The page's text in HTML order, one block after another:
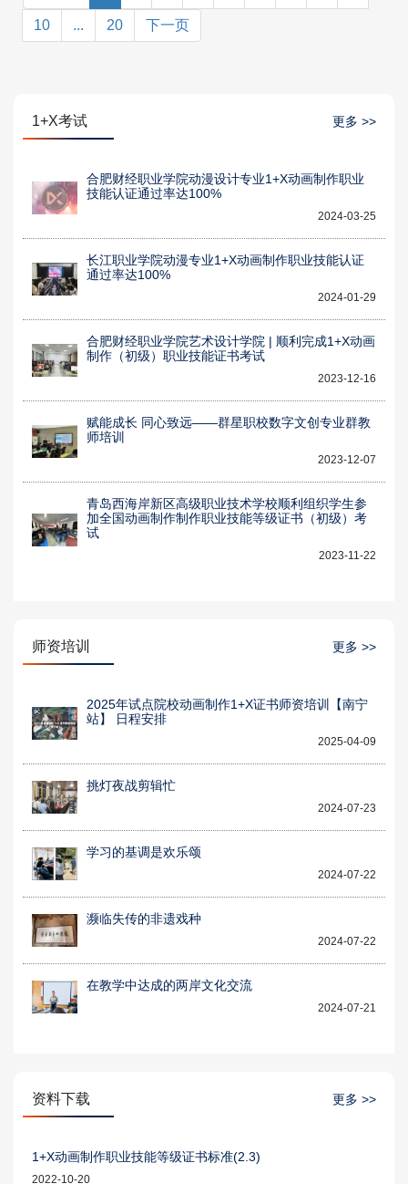
10 ... 20 下一页
1+X考试 更多 >>
合肥财经职业学院动漫设计专业1+X动画制作职业
技能认证通过率达100%
2024-03-25
长江职业学院动漫专业1+X动画制作职业技能认证
通过率达100%
2024-01-29
合肥财经职业学院艺术设计学院 | 顺利完成1+X动画
制作（初级）职业技能证书考试
2023-12-16
赋能成长 同心致远——群星职校数字文创专业群教
师培训
2023-12-07
青岛西海岸新区高级职业技术学校顺利组织学生参
加全国动画制作制作职业技能等级证书（初级）考
试
2023-11-22
师资培训 更多 >>
2025年试点院校动画制作1+X证书师资培训【南宁
站】 日程安排
2025-04-09
挑灯夜战剪辑忙
2024-07-23
学习的基调是欢乐颂
2024-07-22
濒临失传的非遗戏种
2024-07-22
在教学中达成的两岸文化交流
2024-07-21
资料下载 更多 >>
1+X动画制作职业技能等级证书标准(2.3)
2022-10-20